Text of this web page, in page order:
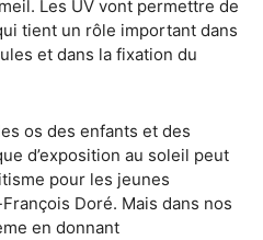
Les UV vont permettre de
tient un rôle important dans
et dans la fixation du
os des enfants et des
d’exposition au soleil peut
pour les jeunes
Doré. Mais dans nos
en donnant